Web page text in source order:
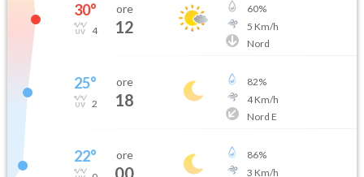
30°
4
ore
12
60%
5 Km/h
Nord
25°
2
ore
18
82%
4Km/h
Nord E
22° ore 86%
3 Km/h